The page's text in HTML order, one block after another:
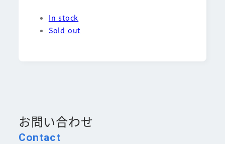
In stock
Sold out
Contact
お問い合わせ